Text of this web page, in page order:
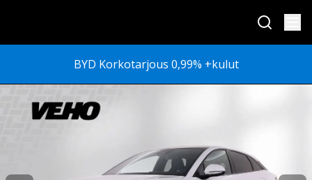
BYD Korkotarjous 0,99% +kulut